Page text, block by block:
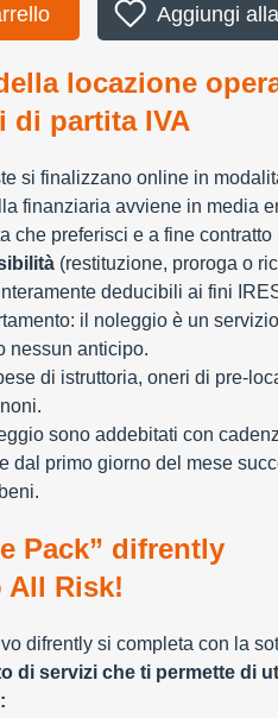
Aggiungi
locazione
di partita IVA
si finalizzano online in
finanziaria avviene in media
che preferisci e a fine
(restituzione, proroga o
deducibili ai fini
il noleggio è un
nessun anticipo.
di istruttoria, oneri di pre-
sono addebitati con
dal primo giorno del mese
Pack” difrently
All Risk!
difrently si completa con la
di servizi che ti permette di